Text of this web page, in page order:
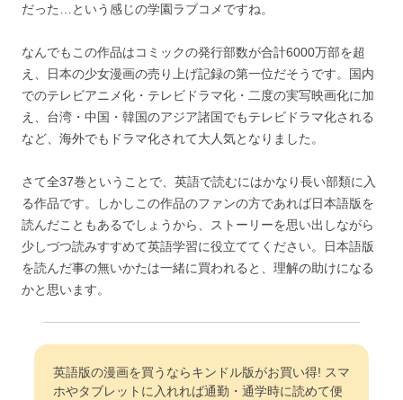
だった…という感じの学園ラブコメですね。
なんでもこの作品はコミックの発行部数が合計6000万部を超
え、日本の少女漫画の売り上げ記録の第一位だそうです。国内
でのテレビアニメ化・テレビドラマ化・二度の実写映画化に加
え、台湾・中国・韓国のアジア諸国でもテレビドラマ化される
など、海外でもドラマ化されて大人気となりました。
さて全37巻ということで、英語で読むにはかなり長い部類に入
る作品です。しかしこの作品のファンの方であれば日本語版を
読んだこともあるでしょうから、ストーリーを思い出しながら
少しづつ読みすすめて英語学習に役立ててください。日本語版
を読んだ事の無いかたは一緒に買われると、理解の助けになる
かと思います。
英語版の漫画を買うならキンドル版がお買い得! スマ
ホやタブレットに入れれば通勤・通学時に読めて便